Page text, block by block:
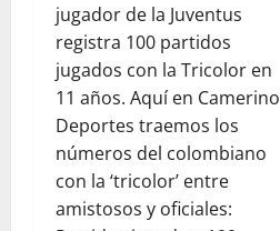
jugador de la Juventus
registra 100 partidos
jugados con la Tricolor en
11 años. Aquí en Camerino
Deportes traemos los
números del colombiano
con la ‘tricolor’ entre
amistosos y oficiales: